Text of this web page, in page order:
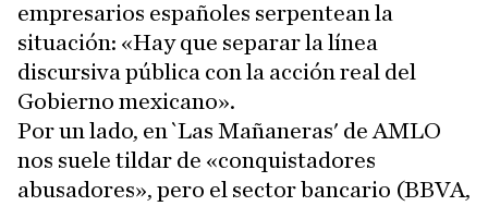
empresarios españoles serpentean la
situación: «Hay que separar la línea
discursiva pública con la acción real del
Gobierno mexicano».
Por un lado, en `Las Mañaneras' de AMLO
nos suele tildar de «conquistadores
abusadores», pero el sector bancario (BBVA,